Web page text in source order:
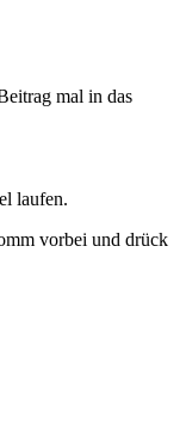
mal in das
laufen.
vorbei und drück